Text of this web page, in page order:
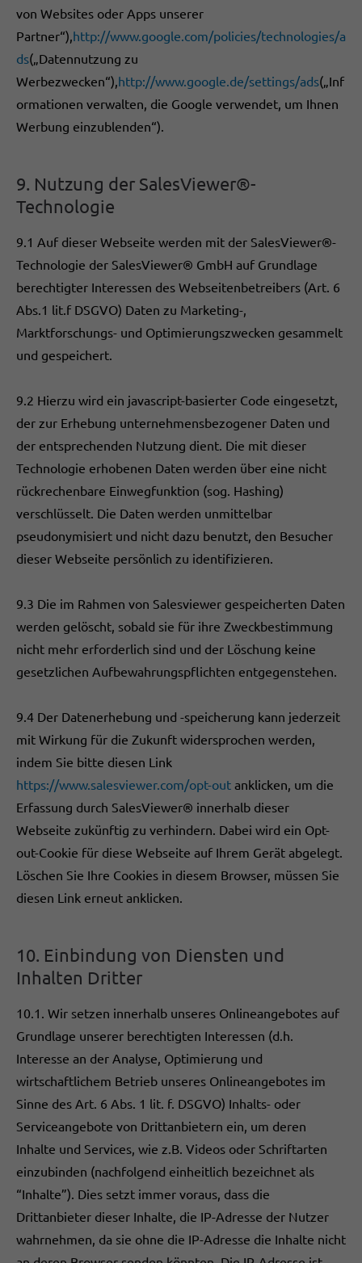
von Websites oder Apps unserer
Partner“),http://www.google.com/policies/technologies/a
ds(„Datennutzung zu
Werbezwecken“),http://www.google.de/settings/ads(„Inf
ormationen verwalten, die Google verwendet, um Ihnen
Werbung einzublenden“).
9. Nutzung der SalesViewer®-
Technologie
9.1 Auf dieser Webseite werden mit der SalesViewer®-
Technologie der SalesViewer® GmbH auf Grundlage
berechtigter Interessen des Webseitenbetreibers (Art. 6
Abs.1 lit.f DSGVO) Daten zu Marketing-,
Marktforschungs- und Optimierungszwecken gesammelt
und gespeichert.
9.2 Hierzu wird ein javascript-basierter Code eingesetzt,
der zur Erhebung unternehmensbezogener Daten und
der entsprechenden Nutzung dient. Die mit dieser
Technologie erhobenen Daten werden über eine nicht
rückrechenbare Einwegfunktion (sog. Hashing)
verschlüsselt. Die Daten werden unmittelbar
pseudonymisiert und nicht dazu benutzt, den Besucher
dieser Webseite persönlich zu identifizieren.
9.3 Die im Rahmen von Salesviewer gespeicherten Daten
werden gelöscht, sobald sie für ihre Zweckbestimmung
nicht mehr erforderlich sind und der Löschung keine
gesetzlichen Aufbewahrungspflichten entgegenstehen.
9.4 Der Datenerhebung und -speicherung kann jederzeit
mit Wirkung für die Zukunft widersprochen werden,
indem Sie bitte diesen Link
https://www.salesviewer.com/opt-out anklicken, um die
Erfassung durch SalesViewer® innerhalb dieser
Webseite zukünftig zu verhindern. Dabei wird ein Opt-
out-Cookie für diese Webseite auf Ihrem Gerät abgelegt.
Löschen Sie Ihre Cookies in diesem Browser, müssen Sie
diesen Link erneut anklicken.
10. Einbindung von Diensten und
Inhalten Dritter
10.1. Wir setzen innerhalb unseres Onlineangebotes auf
Grundlage unserer berechtigten Interessen (d.h.
Interesse an der Analyse, Optimierung und
wirtschaftlichem Betrieb unseres Onlineangebotes im
Sinne des Art. 6 Abs. 1 lit. f. DSGVO) Inhalts- oder
Serviceangebote von Drittanbietern ein, um deren
Inhalte und Services, wie z.B. Videos oder Schriftarten
einzubinden (nachfolgend einheitlich bezeichnet als
“Inhalte”). Dies setzt immer voraus, dass die
Drittanbieter dieser Inhalte, die IP-Adresse der Nutzer
wahrnehmen, da sie ohne die IP-Adresse die Inhalte nicht